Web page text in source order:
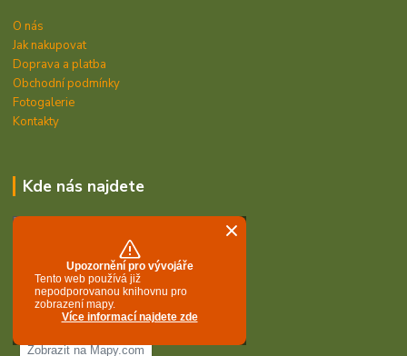
O nás
Jak nakupovat
Doprava a platba
Obchodní podmínky
Fotogalerie
Kontakty
Kde nás najdete